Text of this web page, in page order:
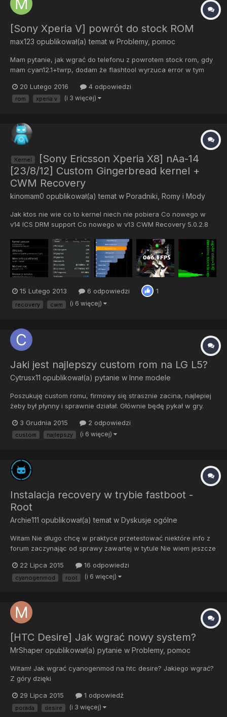
[Sony Xperia V] powrót do stock ROM
max123 opublikował(a) temat w Problemy, pomoc
Mam pytanie, jak wgrać do telefonu z powrotem stock rom, gdy
mam cyan12.1+twrp, dodam że flashtool wyrzuca error w tym
20/020/2016 03:20:08 - INFO - Ending flash session 20/020/2016
03:20:08 - ERROR - 20/020/2016 03:20:08 - ERROR...
20 Lutego 2016 4 odpowiedzi
rom xperia v (i 3 więcej)
Kernel
[Sony Ericsson Xperia X8] nAa-14
[23/8/12] Custom Gingerbread kernel +
CWM Recovery
kinomam0 opublikował(a) temat w Poradniki, Romy i Mody
Jak ktos nie wie co to kernel niech nie pobiera Co nowego w
v14 ICS DRM support Co nowego w v13 CWM Recovery 5.0.2.8
oraz init Panic timeout set to 1sec for shakira Co nowego w v12:
-Naprawiono możliwość wczytania modułó...
15 Lutego 2013 6 odpowiedzi 1
recovery cwm (i 6 więcej)
Jaki jest najlepszy custom rom na LG L5?
Cytrusx11 opublikował(a) pytanie w Inne modele
Poszukuję custom romu, firmowy się strasznie zacina, najlepiej
żeby był płynny i sprawnie działał. Głównie będę pykał w gry.
3 Grudnia 2015 2 odpowiedzi
custom najlepszy (i 6 więcej)
Instalacja recovery w trybie fastboot -
Root
Archie111 opublikował(a) temat w Dyskusje ogólne
Witam Nie długo chcę w praktyce przetestować niektóre info z
forum zaczynając od sprawy zawartej w tytule Nie wiem jeszcze
prosiłbym o informacje. Mianowicie gdy w ADB uruchomię tel w
trybie fastboot i wgram recovery czy nie będzie to błą...
22 Lipca 2015 16 odpowiedzi
cyanogenmod root (i 6 więcej)
[HTC Desire] Jak wgrać nowy system?
MrShaper opublikował(a) pytanie w Problemy, pomoc
Witam! Jak wgrać cyanogenmod na htc desire? Jakiego wgrać?
Z góry dzięki
29 Lipca 2015 1 odpowiedź
porada desire (i 3 więcej)